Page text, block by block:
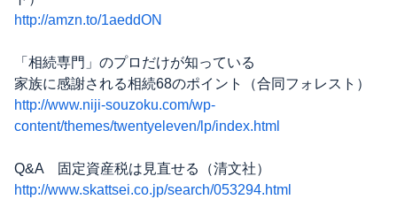
http://amzn.to/1aeddON
「相続専門」のプロだけが知っている
家族に感謝される相続68のポイント（合同フォレスト）
http://www.niji-souzoku.com/wp-
content/themes/twentyeleven/lp/index.html
Q&A 固定資産税は見直せる（清文社）
http://www.skattsei.co.jp/search/053294.html